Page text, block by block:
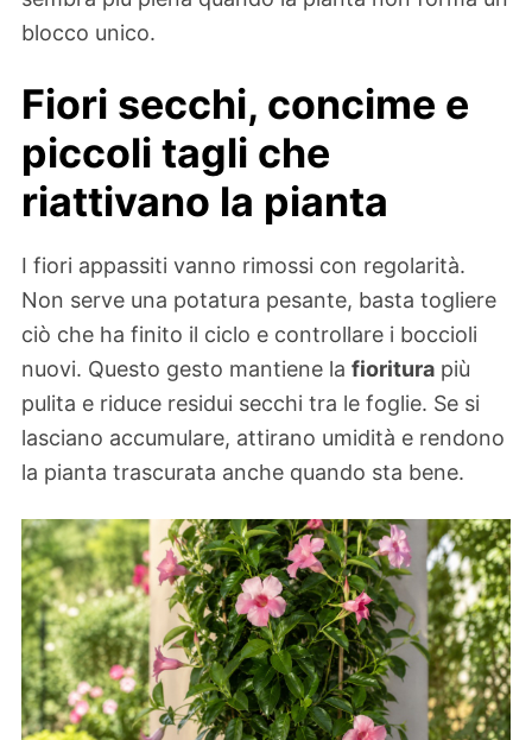
blocco unico.
Fiori secchi, concime e
piccoli tagli che
riattivano la pianta
I fiori appassiti vanno rimossi con regolarità.
Non serve una potatura pesante, basta togliere
ciò che ha finito il ciclo e controllare i boccioli
nuovi. Questo gesto mantiene la fioritura più
pulita e riduce residui secchi tra le foglie. Se si
lasciano accumulare, attirano umidità e rendono
la pianta trascurata anche quando sta bene.